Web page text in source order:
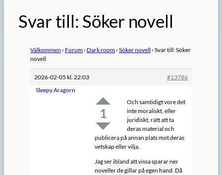
Svar till: Söker novell
Välkommen › Forum › Dark room › Söker novell › Svar till: Söker
novell
2026-02-05 kl. 22:03
#13786
Sleepy Aragorn
1
Och samtidigt vore det
inte moraliskt, eller
juridiskt, rätt att ta
deras material och
publicera på annan plats mot deras
vetskap eller vilja.
Jag ser ibland att vissa sparar ner
noveller de gillar på egen hand. Då